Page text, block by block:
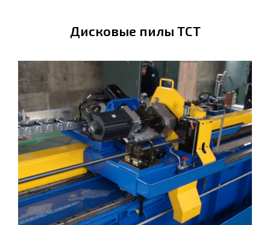
Дисковые пилы ТСТ